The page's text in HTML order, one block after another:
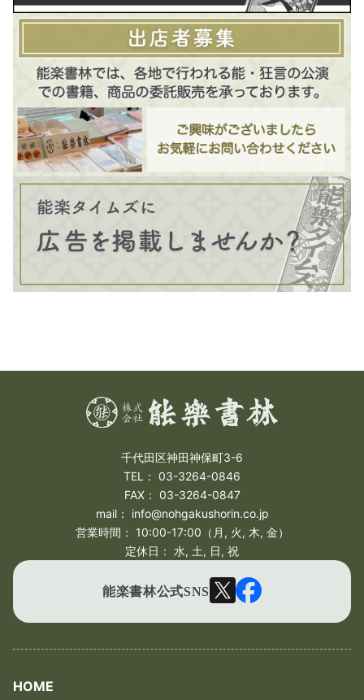
千代田区神田神保町3-6
TEL： 03-3264-0846
FAX： 03-3264-0847
mail： info@nohgakushorin.co.jp
営業時間： 10:00-17:00（月, 火, 木, 金）
定休日： 水, 土, 日, 祝
能楽書林公式SNS
TwitterFacebook
HOME